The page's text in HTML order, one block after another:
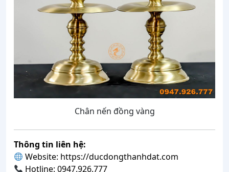
Chân nến đồng vàng
Thông tin liên hệ:
Website: https://ducdongthanhdat.com
Hotline: 0947.926.777